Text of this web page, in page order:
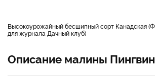
Высокоурожайный бесшипный сорт Канадская (Фото Д. Дементьева
для журнала Дачный клуб)
Описание малины Пингвин